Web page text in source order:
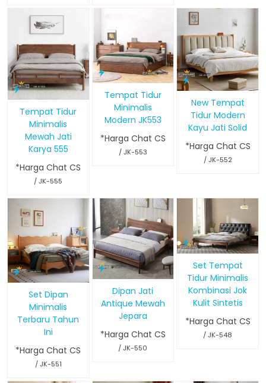
Tempat Tidur
Minimalis
Mewah Jati
Karya 555
*Harga Chat CS
/ JK-555
Tempat Tidur
Minimalis
Modern JK553
*Harga Chat CS
/ JK-553
New Tempat
Tidur Modern
Kayu Jati Solid
*Harga Chat CS
/ JK-552
Set Dipan
Minimalis
Terbaru Tahun
Ini
*Harga Chat CS
/ JK-551
Dipan Jati
Antique Mewah
Jepara
*Harga Chat CS
/ JK-550
Set Tempat
Tidur Minimalis
Kombinasi Jok
Kulit Sintetis
*Harga Chat CS
/ JK-548